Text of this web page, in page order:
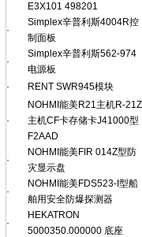
E3X101 498201
·
Simplex辛普利斯4004R控
制面板
·
Simplex辛普利斯562-974
电源板
·
RENT SWR945模块
·
NOHMI能美R21主机R-21Z
主机CF卡存储卡J41000型
F2AAD
·
NOHMI能美FIR 014Z型防
灾显示盘
·
NOHMI能美FDS523-I型船
舶用安全防爆探测器
·
HEKATRON
5000350.000000 底座